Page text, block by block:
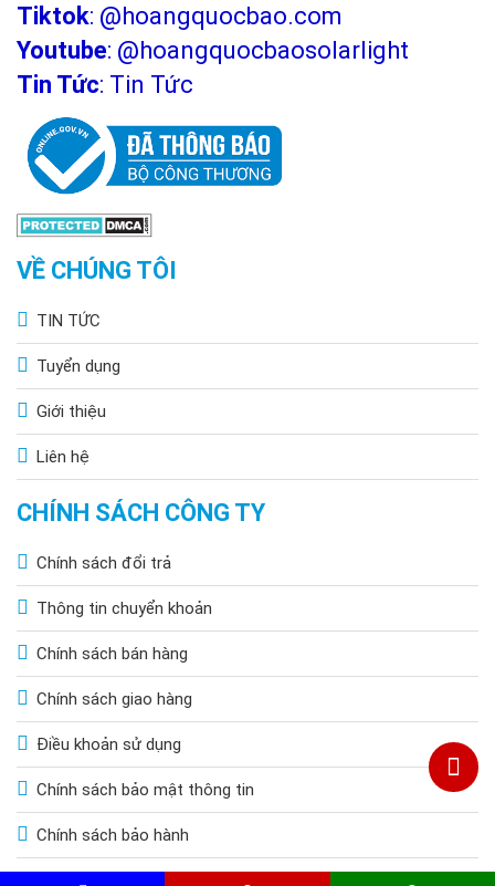
Tiktok: @hoangquocbao.com
Youtube: @hoangquocbaosolarlight
Tin Tức: Tin Tức
VỀ CHÚNG TÔI
TIN TỨC
Tuyển dụng
Giới thiệu
Liên hệ
CHÍNH SÁCH CÔNG TY
Chính sách đổi trả
Thông tin chuyển khoản
Chính sách bán hàng
Chính sách giao hàng
Điều khoản sử dụng
Chính sách bảo mật thông tin
Chính sách bảo hành